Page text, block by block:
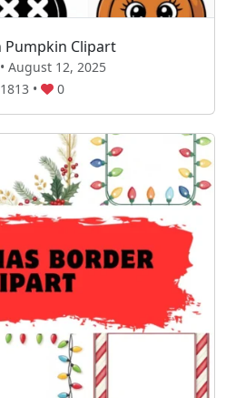
Pumpkin Clipart
August 12, 2025
1813 • 0